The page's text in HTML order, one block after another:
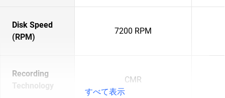
Disk Speed
(RPM)
7200 RPM
Recording
Technology
CMR
すべて表示